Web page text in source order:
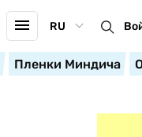
RU
Пленки Миндича